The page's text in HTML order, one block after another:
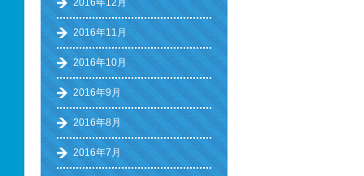
2016年12月
2016年11月
2016年10月
2016年9月
2016年8月
2016年7月